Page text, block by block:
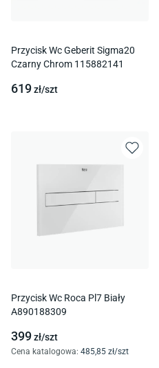
Przycisk Wc Geberit Sigma20
Czarny Chrom 115882141
619zł/szt
Przycisk Wc Roca Pl7 Biały
A890188309
399zł/szt
Cena katalogowa: 485,85 zł/szt